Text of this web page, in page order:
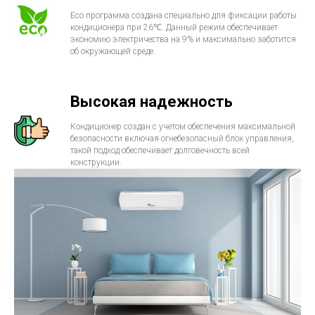
Eco программа создана специально для фиксации работы
кондиционера при 26℃. Данный режим обеспечивает
экономию электричества на 9% и максимально заботится
об окружающей среде.
Высокая надежность
Кондиционер создан с учетом обеспечения максимальной
безопасности включая огнебезопасный блок управления,
такой подход обеспечивает долговечность всей
конструкции.